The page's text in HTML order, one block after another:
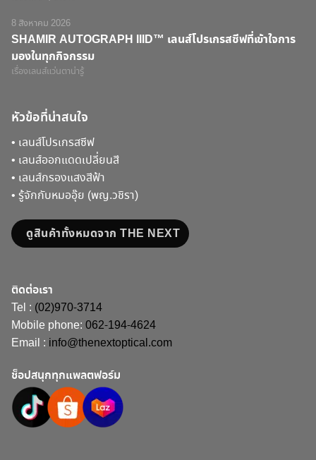
8 สิงหาคม 2026
SHAMIR AUTOGRAPH IIID™ เลนส์โปรเกรสซีฟที่เข้าใจการ
มองในทุกกิจกรรม
เรื่องเลนส์แว่นตาน่ารู้
หัวข้อที่น่าสนใจ
• เลนส์โปรเกรสซีฟ
• เลนส์ออกแดดเปลี่ยนสี
• เลนส์กรองแสงสีฟ้า
• รู้จักกับหมออุ๊ย (พญ.วชิรา)
ดูสินค้าทั้งหมดจาก THE NEXT
ติดต่อเรา
Tel : (02)970-3714
Mobile phone: 062-194-4624
Email : info@thenextoptical.com
ช็อปสนุกทุกแพลตฟอร์ม